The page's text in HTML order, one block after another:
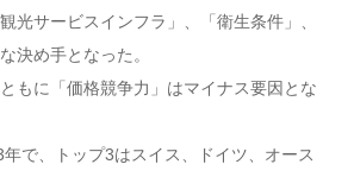
光サービスインフラ」、「衛生条件」、
決め手となった。
もに「価格競争力」はマイナス要因とな
で、トップ3はスイス、ドイツ、オース